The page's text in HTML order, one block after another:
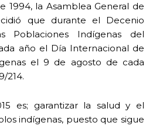
1994, la Asamblea General de
que durante el Decenio
Poblaciones Indígenas del
año el Día Internacional de
el 9 de agosto de cada
214.
es; garantizar la salud y el
indígenas, puesto que sigue